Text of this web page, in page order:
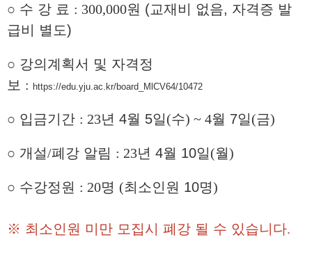
○ 수 강 료 : 300,000원 (교재 비 없음, 자격증 발
급비 별도)
○ 강의계획서 및 자격정
보 : https://edu.yju.ac.kr/board_MlCV64/10472
○ 입금기간 : 23년 4월 5일(수) ~ 4월 7일(금)
○ 개설/폐강 알림 : 23년 4월 10일(월)
○ 수강정원 : 20명 (최소인원 10명)
※ 최소인원 미만 모집시 폐강 될 수 있습니다.